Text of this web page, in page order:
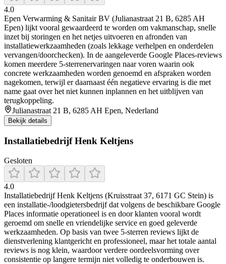
4.0
Epen Verwarming & Sanitair BV (Julianastraat 21 B, 6285 AH
Epen) lijkt vooral gewaardeerd te worden om vakmanschap, snelle
inzet bij storingen en het netjes uitvoeren en afronden van
installatiewerkzaamheden (zoals lekkage verhelpen en onderdelen
vervangen/doorchecken). In de aangeleverde Google Places-reviews
komen meerdere 5-sterrenervaringen naar voren waarin ook
concrete werkzaamheden worden genoemd en afspraken worden
nagekomen, terwijl er daarnaast één negatieve ervaring is die met
name gaat over het niet kunnen inplannen en het uitblijven van
terugkoppeling.
Julianastraat 21 B, 6285 AH Epen, Nederland
Bekijk details
Installatiebedrijf Henk Keltjens
Gesloten
4.0
Installatiebedrijf Henk Keltjens (Kruisstraat 37, 6171 GC Stein) is
een installatie-/loodgietersbedrijf dat volgens de beschikbare Google
Places informatie operationeel is en door klanten vooral wordt
geroemd om snelle en vriendelijke service en goed geleverde
werkzaamheden. Op basis van twee 5-sterren reviews lijkt de
dienstverlening klantgericht en professioneel, maar het totale aantal
reviews is nog klein, waardoor verdere oordeelsvorming over
consistentie op langere termijn niet volledig te onderbouwen is.